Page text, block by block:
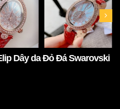
Dây da Đỏ Đá Swarovski